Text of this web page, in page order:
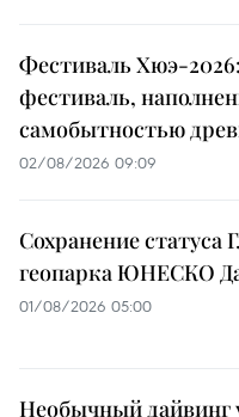
Фестиваль Хюэ-
фестиваль,
самобытностью
02/08/2026 09:09
Сохранение статуса
геопарка ЮНЕСКО
01/08/2026 05:00
Необычный дайвинг